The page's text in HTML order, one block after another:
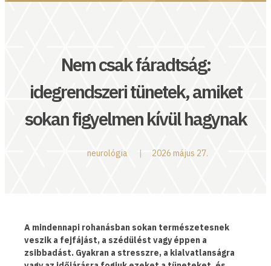
Nem csak fáradtság:
idegrendszeri tünetek, amiket
sokan figyelmen kívül hagynak
neurológia 2026 május 27.
A mindennapi rohanásban sokan természetesnek
veszik a fejfájást, a szédülést vagy éppen a
zsibbadást. Gyakran a stresszre, a kialvatlanságra